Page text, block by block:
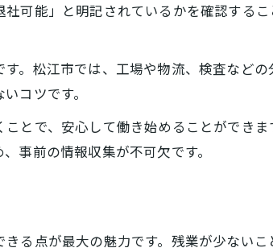
可能」と明記されているかを確認する
。松江市では、工場や物流、検査など
コツです。
とで、安心して働き始めることができ
事前の情報収集が不可欠です。
る点が最大の魅力です。残業が少ない